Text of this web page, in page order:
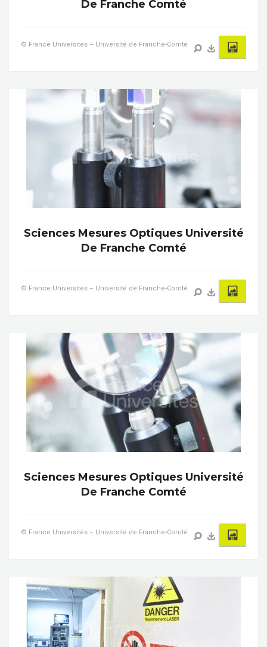
De Franche Comté
© France Universités – Université de Franche-Comté
Sciences Mesures Optiques Université
De Franche Comté
© France Universités – Université de Franche-Comté
Sciences Mesures Optiques Université
De Franche Comté
© France Universités – Université de Franche-Comté